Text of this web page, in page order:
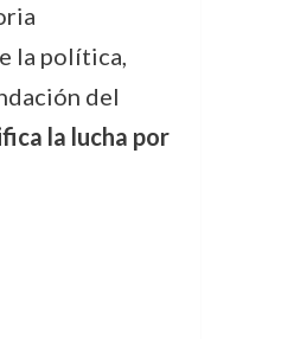
la política,
del
la lucha por